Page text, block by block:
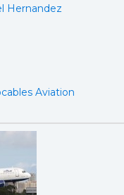
Hernandez
Aviation